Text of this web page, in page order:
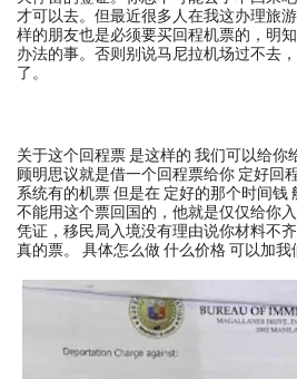
才可以去。但最近很多人在我这办理旅
样的朋友也是必须要买回程机票的，明
办法的事。否则别说马尼拉机场过不去
了。
关于这个回程票 是这样的 我们可以给
顾明思议就是借一个回程票给你 定好回
系统有的机票 但是在 定好的那个时间钱
不能用这个票回国的，他就是仅仅给你
凭证，移民局入境没有理由说你材料不
真的票。 具体怎么做 什么价格 可以加我